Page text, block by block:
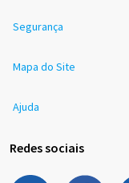
Segurança
Mapa do Site
Ajuda
Redes sociais